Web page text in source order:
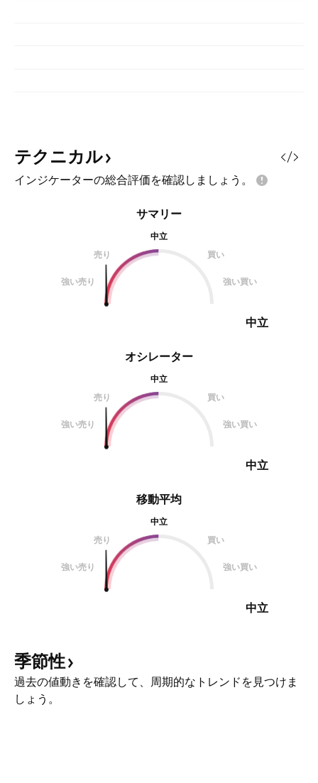
テクニカル
インジケーターの総合評価を確認しましょう。
オシレーター
中立
売り
買い
強い売り 強い買い
中立
サマリー
中立
売り
買い
強い売り 強い買い
中立
移動平均
中立
売り
買い
強い売り 強い買い
中立
季節性
過去の値動きを確認して、周期的なトレンドを見つけま
しょう。